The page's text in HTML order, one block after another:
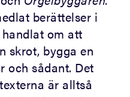
berättelser i
om att
skrot, bygga en
och sådant. Det
är alltså